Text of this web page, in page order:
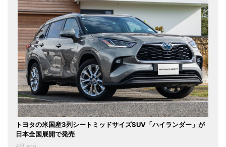
トヨタの米国産3列シートミッドサイズSUV「ハイランダー」が
日本全国展開で発売